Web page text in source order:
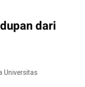
dari
Universitas